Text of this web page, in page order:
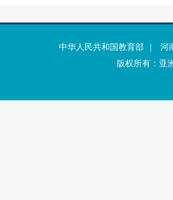
中华人民共和国教育部
河
版权所有：亚